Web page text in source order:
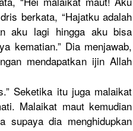
berkata, “Hajatku adalah
aku lagi hingga aku bisa
kematian.”Dia menjawab,
mendapatkan ijin Allah
Seketika itu juga malaikat
Malaikat maut kemudian
supaya dia menghidupkan